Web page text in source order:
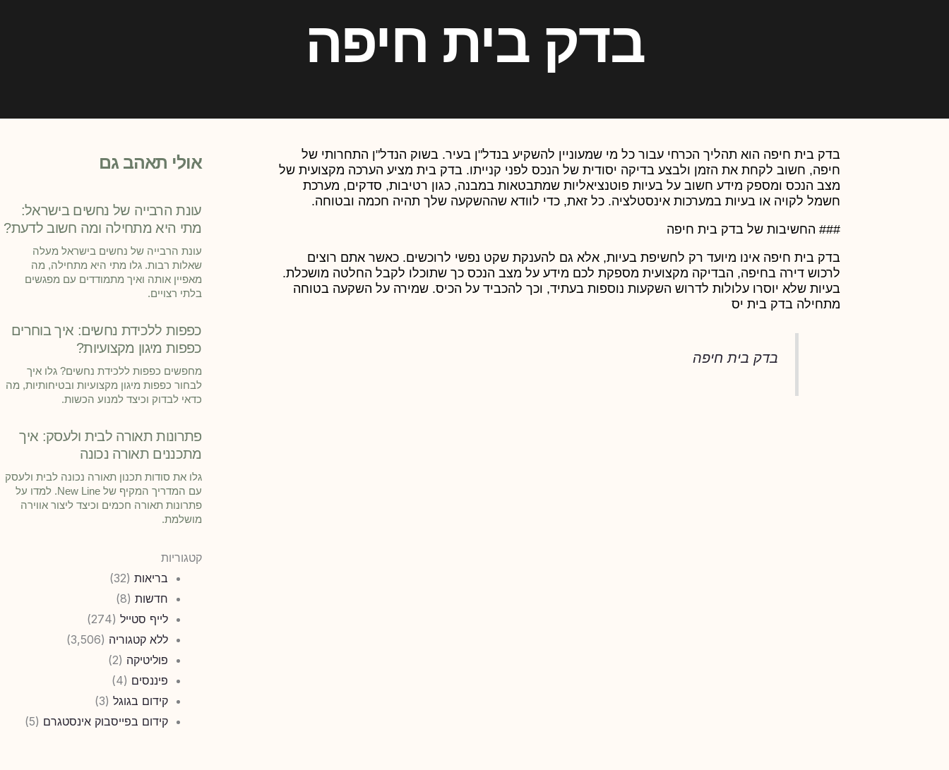
בדק בית חיפה
בדק בית חיפה הוא תהליך הכרחי עבור כל מי שמעוניין להשקיע בנדל"ן בעיר. בשוק הנדל"ן התחרותי של
חיפה, חשוב לקחת את הזמן ולבצע בדיקה יסודית של הנכס לפני קנייתו. בדק בית מציע הערכה מקצועית של
מצב הנכס ומספק מידע חשוב על בעיות פוטנציאליות שמתבטאות במבנה, כגון רטיבות, סדקים, מערכת
חשמל לקויה או בעיות במערכות אינסטלציה. כל זאת, כדי לוודא שההשקעה שלך תהיה חכמה ובטוחה.
### החשיבות של בדק בית חיפה
בדק בית חיפה אינו מיועד רק לחשיפת בעיות, אלא גם להענקת שקט נפשי לרוכשים. כאשר אתם רוצים
לרכוש דירה בחיפה, הבדיקה מקצועית מספקת לכם מידע על מצב הנכס כך שתוכלו לקבל החלטה מושכלת.
בעיות שלא יוסרו עלולות לדרוש השקעות נוספות בעתיד, וכך להכביד על הכיס. שמירה על השקעה בטוחה
מתחילה בדק בית יס
בדק בית חיפה
אולי תאהב גם
עונת הרבייה של נחשים בישראל:
מתי היא מתחילה ומה חשוב לדעת?
עונת הרבייה של נחשים בישראל מעלה
שאלות רבות. גלו מתי היא מתחילה, מה
מאפיין אותה ואיך מתמודדים עם מפגשים
בלתי רצויים.
כפפות ללכידת נחשים: איך בוחרים
כפפות מיגון מקצועיות?
מחפשים כפפות ללכידת נחשים? גלו איך
לבחור כפפות מיגון מקצועיות ובטיחותיות, מה
כדאי לבדוק וכיצד למנוע הכשות.
פתרונות תאורה לבית ולעסק: איך
מתכננים תאורה נכונה
גלו את סודות תכנון תאורה נכונה לבית ולעסק
עם המדריך המקיף של New Line. למדו על
פתרונות תאורה חכמים וכיצד ליצור אווירה
מושלמת.
קטגוריות
בריאות (32)
חדשות (8)
לייף סטייל (274)
ללא קטגוריה (3,506)
פוליטיקה (2)
פיננסים (4)
קידום בגוגל (3)
קידום בפייסבוק אינסטגרם (5)